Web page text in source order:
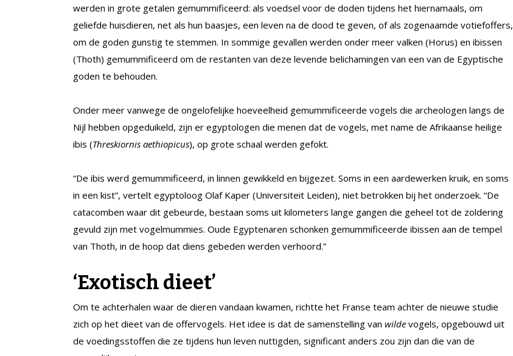
werden in grote getalen gemummificeerd: als voedsel voor de doden tijdens het hiernamaals, om
geliefde huisdieren, net als hun baasjes, een leven na de dood te geven, of als zogenaamde votiefoffers,
om de goden gunstig te stemmen. In sommige gevallen werden onder meer valken (Horus) en ibissen
(Thoth) gemummificeerd om de restanten van deze levende belichamingen van een van de Egyptische
goden te behouden.
Onder meer vanwege de ongelofelijke hoeveelheid gemummificeerde vogels die archeologen langs de
Nijl hebben opgeduikeld, zijn er egyptologen die menen dat de vogels, met name de Afrikaanse heilige
ibis (Threskiornis aethiopicus), op grote schaal werden gefokt.
“De ibis werd gemummificeerd, in linnen gewikkeld en bijgezet. Soms in een aardewerken kruik, en soms
in een kist”, vertelt egyptoloog Olaf Kaper (Universiteit Leiden), niet betrokken bij het onderzoek. “De
catacomben waar dit gebeurde, bestaan soms uit kilometers lange gangen die geheel tot de zoldering
gevuld zijn met vogelmummies. Oude Egyptenaren schonken gemummificeerde ibissen aan de tempel
van Thoth, in de hoop dat diens gebeden werden verhoord.”
‘Exotisch dieet’
Om te achterhalen waar de dieren vandaan kwamen, richtte het Franse team achter de nieuwe studie
zich op het dieet van de offervogels. Het idee is dat de samenstelling van wilde vogels, opgebouwd uit
de voedingsstoffen die ze tijdens hun leven nuttigden, significant anders zou zijn dan die van de